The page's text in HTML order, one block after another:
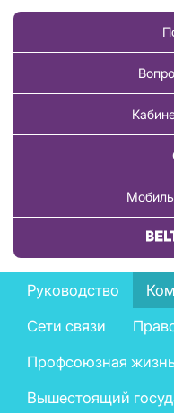
Company
menu
Руководство
Сети связи
Профсоюзная
Вышестоящий